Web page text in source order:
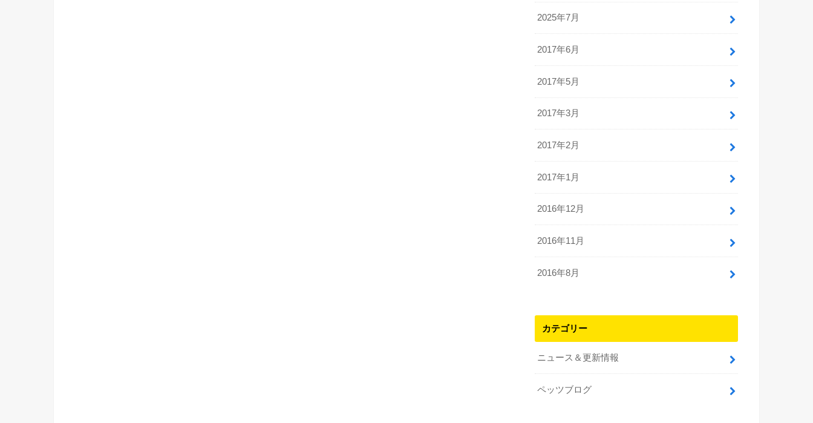
2025年7月
2017年6月
2017年5月
2017年3月
2017年2月
2017年1月
2016年12月
2016年11月
2016年8月
カテゴリー
ニュース＆更新情報
ペッツブログ